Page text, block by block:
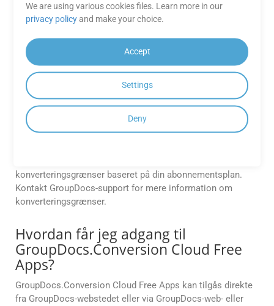
Ja. GroupDocs.Conversion Cloud understøtter
dokumenteksempelfunktionen før konvertering. Dette
hjælper med at sikre layoutnøjagtighed, kontrollere
formatering og træffe informerede beslutninger, før den
endelige konvertering udføres.
Er der en grænse for antallet af
konverteringer, jeg kan udføre ved
hjælp af GroupDocs.Conversion
konverteringsgrænser baseret på din abonnementsplan.
Kontakt GroupDocs-support for mere information om
konverteringsgrænser.
Hvordan får jeg adgang til
GroupDocs.Conversion Cloud Free
Apps?
GroupDocs.Conversion Cloud Free Apps kan tilgås direkte
fra GroupDocs-webstedet eller via GroupDocs-web- eller
We are using various cookies files. Learn more in our
privacy policyand make your choice.
Accept
Settings
Deny